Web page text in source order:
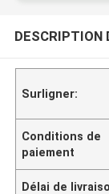
DESCRIPTION
Surligner:
Conditions de
paiement
Délai de